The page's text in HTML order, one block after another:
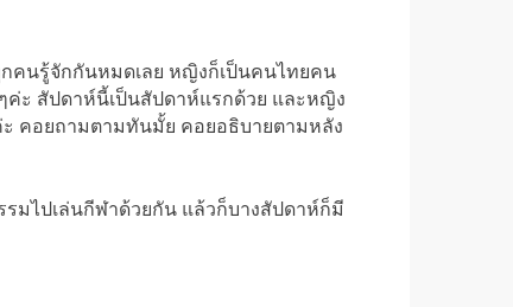
กคนรู้จักกันหมดเลย หญิงก็เป็นคนไทยคน
ค่ะ สัปดาห์นี้เป็นสัปดาห์แรกด้วย และหญิง
ะ คอยถามตามทันมั้ย คอยอธิบายตามหลัง
มไปเล่นกีฬาด้วยกัน แล้วก็บางสัปดาห์ก็มี